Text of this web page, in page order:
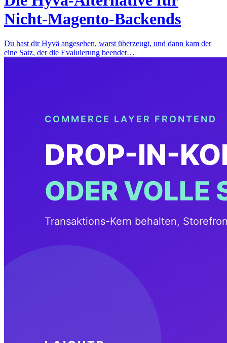
Nicht-Magento-Backends
Du hast dir Hyvä angesehen, warst überzeugt, und dann kam der
eine Satz, der die Evaluierung beendet…